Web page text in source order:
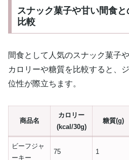
スナック菓子や甘い間食
比較
間食として人気のスナック菓子
カロリーや糖質を比較すると、
位性が際立ちます。
商品名
カロリー
(kcal/30g)
糖質(g)
ビーフジャ
ーキー
75 1